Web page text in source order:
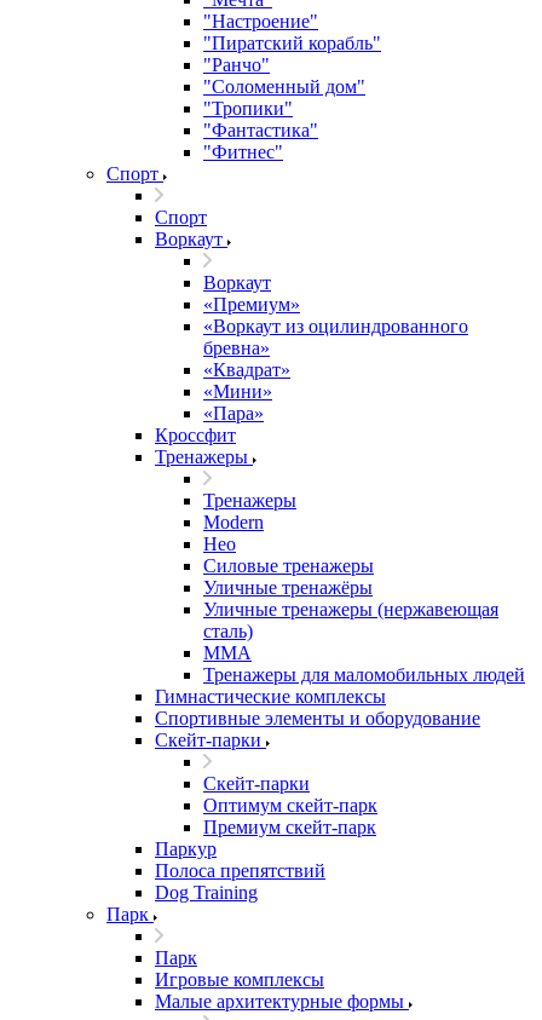
"Настроение"
"Пиратский корабль"
"Ранчо"
"Соломенный дом"
"Тропики"
"Фантастика"
"Фитнес"
Спорт
Спорт
Воркаут
Воркаут
«Премиум»
«Воркаут из оцилиндрованного
бревна»
«Квадрат»
«Мини»
«Пара»
Кроссфит
Тренажеры
Тренажеры
Modern
Нео
Силовые тренажеры
Уличные тренажёры
Уличные тренажеры (нержавеющая
сталь)
ММА
Тренажеры для маломобильных людей
Гимнастические комплексы
Спортивные элементы и оборудование
Скейт-парки
Скейт-парки
Оптимум скейт-парк
Премиум скейт-парк
Паркур
Полоса препятствий
Dog Training
Парк
Парк
Игровые комплексы
Малые архитектурные формы